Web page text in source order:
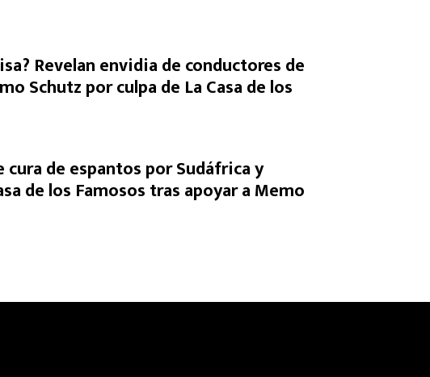
Revelan envidia de conductores de
Schutz por culpa de La Casa de los
cura de espantos por Sudáfrica y
de los Famosos tras apoyar a Memo